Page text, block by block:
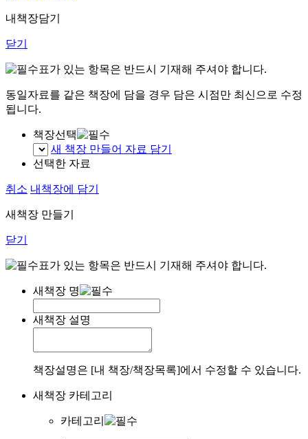
내책장담기
닫기
표가 있는 항목은 반드시 기재해 주셔야 합니다.
동일자료를 같은 책장에 담을 경우 담은 시점만 최신으로 수정
됩니다.
책장선택
새 책장 만들어 자료 담기
선택한 자료
취소 내책장에 담기
새책장 만들기
닫기
표가 있는 항목은 반드시 기재해 주셔야 합니다.
새책장 명
새책장 설명
책장설명은 [내 책장/책장목록]에서 수정할 수 있습니다.
새책장 카테고리
카테고리